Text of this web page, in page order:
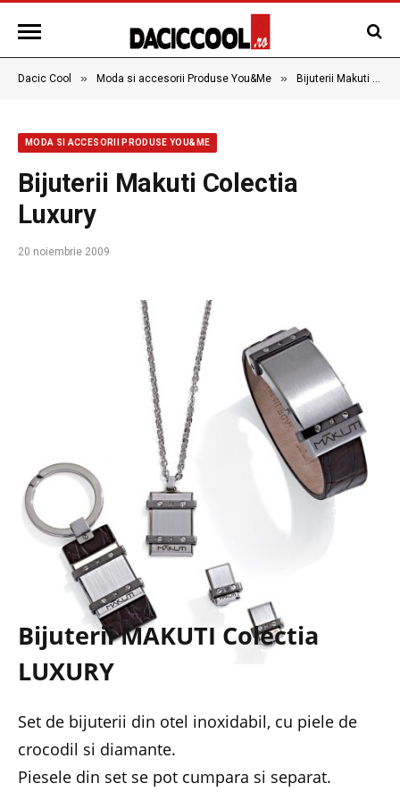
Dacic Cool » Moda si accesorii Produse You&Me » Bijuterii Makuti Colectia Luxury
MODA SI ACCESORII PRODUSE YOU&ME
Bijuterii Makuti Colectia
Luxury
20 noiembrie 2009
Bijuterii MAKUTI Colectia
LUXURY
Set de bijuterii din otel inoxidabil, cu piele de
crocodil si diamante.
Piesele din set se pot cumpara si separat.